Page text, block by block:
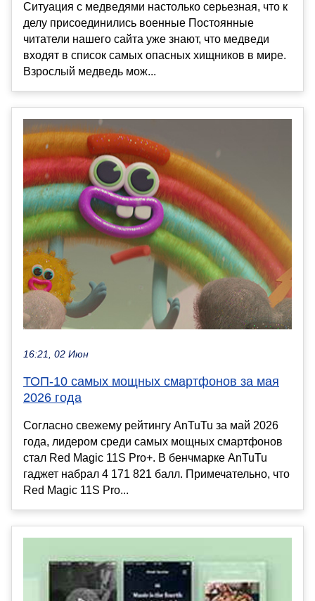
Ситуация с медведями настолько серьезная, что к
делу присоединились военные Постоянные
читатели нашего сайта уже знают, что медведи
входят в список самых опасных хищников в мире.
Взрослый медведь мож...
16:21, 02 Июн
ТОП-10 самых мощных смартфонов за мая
2026 года
Согласно свежему рейтингу AnTuTu за май 2026
года, лидером среди самых мощных смартфонов
стал Red Magic 11S Pro+. В бенчмарке AnTuTu
гаджет набрал 4 171 821 балл. Примечательно, что
Red Magic 11S Pro...